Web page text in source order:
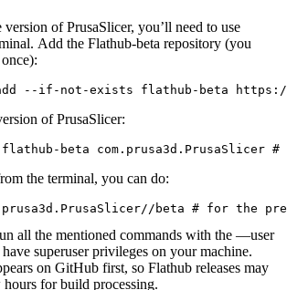
version of PrusaSlicer, you’ll need to use
Add the Flathub-beta repository (you
--if-not-exists flathub-beta
of PrusaSlicer:
beta com.prusa3d.PrusaSlicer
the terminal, you can do:
beta # for the
all the mentioned commands with the —user
superuser privileges on your machine.
on GitHub first, so Flathub releases may
for build processing.